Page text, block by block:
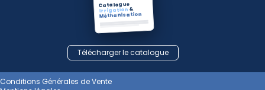
Catalogue
Irrigation &
Méthanisation
Télécharger le catalogue
Conditions Générales de Vente